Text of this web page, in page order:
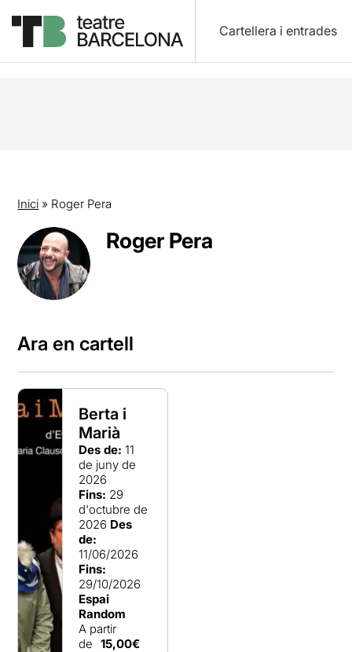
Cartellera i entrades
Inici » Roger Pera
Roger Pera
Ara en cartell
Berta i
Marià
Des de: 11
de juny de
2026
Fins: 29
d'octubre de
2026 Des
de:
11/06/2026
Fins:
29/10/2026
Espai
Random
A partir
de 15,00€